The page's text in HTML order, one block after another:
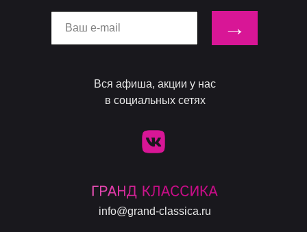
→
Вся афиша, акции у нас
в социальных сетях
info@grand-classica.ru